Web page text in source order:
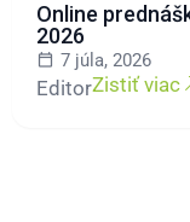
Online
2026
7 júla, 2026
EditorZistiť viac